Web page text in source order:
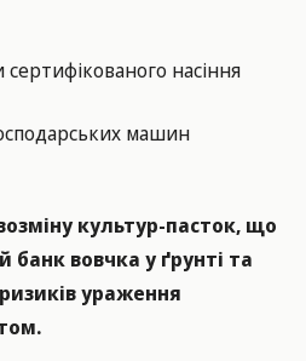
насіння
машин
культур-пасток, що
банк вовчка у ґрунті та
ураження